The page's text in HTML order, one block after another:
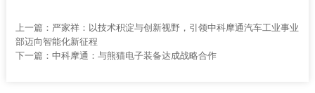
上一篇： 严家祥：以技术积淀与创新视野，引领中科摩通汽车工业事业
部迈向智能化新征程
下一篇：中科摩通：与熊猫电子装备达成战略合作